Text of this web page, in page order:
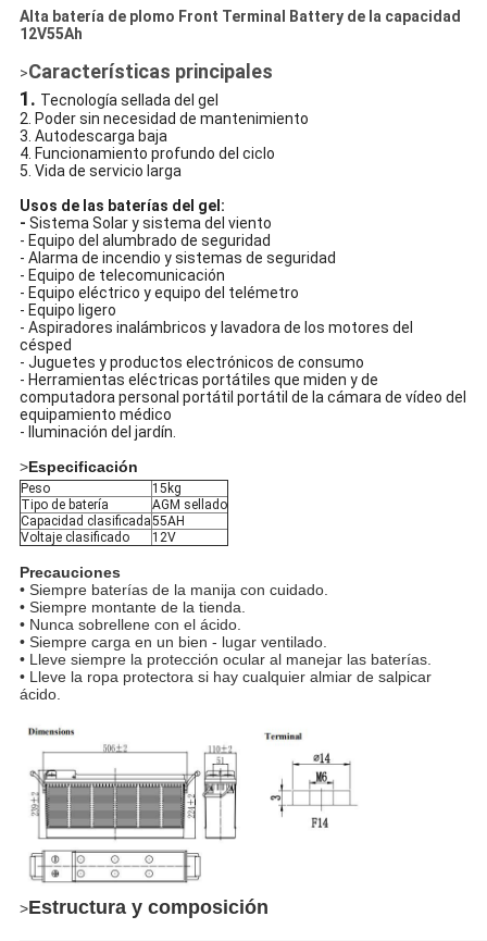
Alta batería de plomo Front Terminal Battery de la capacidad
12V55Ah
>Características principales
1. Tecnología sellada del gel
2. Poder sin necesidad de mantenimiento
3. Autodescarga baja
4. Funcionamiento profundo del ciclo
5. Vida de servicio larga
Usos de las baterías del gel:
- Sistema Solar y sistema del viento
- Equipo del alumbrado de seguridad
- Alarma de incendio y sistemas de seguridad
- Equipo de telecomunicación
- Equipo eléctrico y equipo del telémetro
- Equipo ligero
- Aspiradores inalámbricos y lavadora de los motores del
césped
- Juguetes y productos electrónicos de consumo
- Herramientas eléctricas portátiles que miden y de
computadora personal portátil portátil de la cámara de vídeo del
equipamiento médico
- Iluminación del jardín.
>Especificación
Peso
15kg
Tipo de batería
AGM sellado
Capacidad clasificada55AH
Voltaje clasificado
12V
Precauciones
• Siempre baterías de la manija con cuidado.
• Siempre montante de la tienda.
• Nunca sobrellene con el ácido.
• Siempre carga en un bien - lugar ventilado.
• Lleve siempre la protección ocular al manejar las baterías.
• Lleve la ropa protectora si hay cualquier almiar de salpicar
ácido.
>Estructura y composición